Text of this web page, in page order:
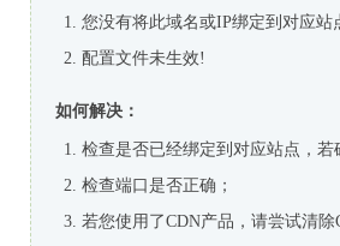
您没有将此域名或IP绑定到对应站
配置文件未生效!
如何解决：
检查是否已经绑定到对应站点，
检查端口是否正确；
若您使用了CDN产品，请尝试清除